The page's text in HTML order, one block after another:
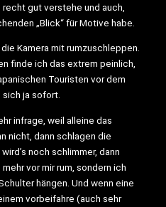
gut verstehe und auch,
„Blick“ für Motive habe.
Kamera mit rumzuschleppen.
finde ich das extrem peinlich,
Touristen vor dem
sich ja sofort.
infrage, weil alleine das
nicht, dann schlagen die
noch schlimmer, dann
vor mir rum, sondern ich
hängen. Und wenn eine
vorbeifahre (auch sehr